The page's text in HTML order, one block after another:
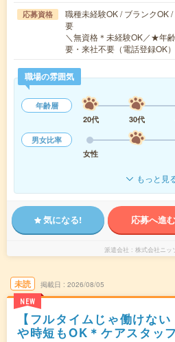
応募資格
職種未経験OK / ブランクOK
要
＼無資格＊未経験OK／★年
要・来社不要（電話登録OK
職場の雰囲気
年齢層
20代
30代
男女比率
女性
もっと見
気になる! 応募へ進む
派遣会社 株式会社ニッ
未読
NEW
掲載日 2026/08/05
【フルタイムじゃ働けな
や時短もOK＊ケアスタッフ